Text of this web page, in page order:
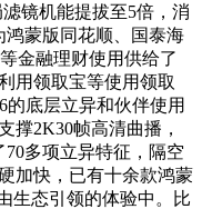
镜机能提拔至5倍，消
鸿蒙版同花顺、国泰海
金融理财使用供给了
用领取宝等使用领取
的底层立异和伙伴使用
撑2K30帧高清曲播，
多项立异特征，隔空
加快，已有十余款鸿蒙
生态引领的体验中。比